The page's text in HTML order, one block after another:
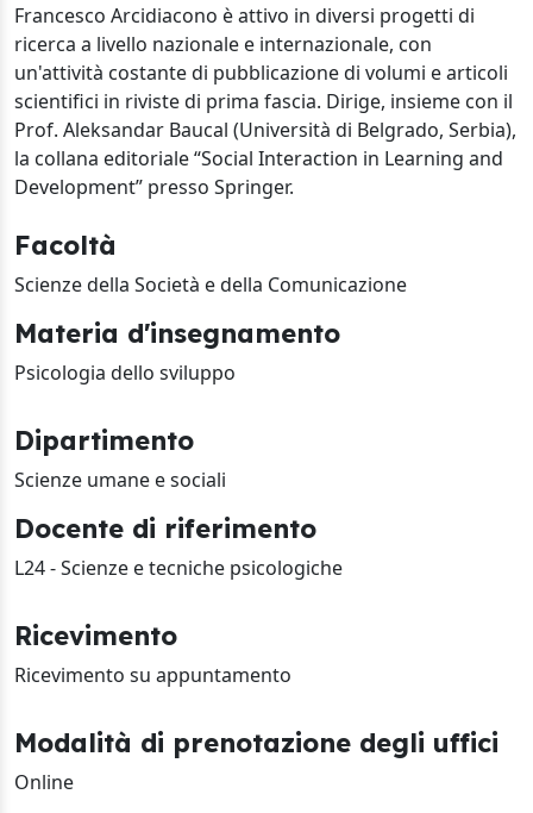
Francesco Arcidiacono è attivo in diversi progetti di
ricerca a livello nazionale e internazionale, con
un'attività costante di pubblicazione di volumi e articoli
scientifici in riviste di prima fascia. Dirige, insieme con il
Prof. Aleksandar Baucal (Università di Belgrado, Serbia),
la collana editoriale “Social Interaction in Learning and
Development” presso Springer.
Facoltà
Scienze della Società e della Comunicazione
Materia d'insegnamento
Psicologia dello sviluppo
Dipartimento
Scienze umane e sociali
Docente di riferimento
L24 - Scienze e tecniche psicologiche
Ricevimento
Ricevimento su appuntamento
Modalità di prenotazione degli uffici
Online